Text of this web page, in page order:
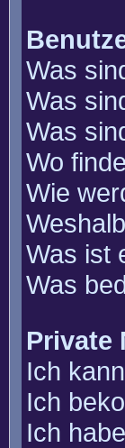
Was
Was
Was
Wo
Wie
Was ist
Was
Private
Ich
Ich
Ich